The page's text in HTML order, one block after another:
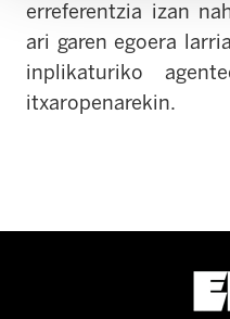
erreferentzia izan
ari garen egoera
inplikaturiko
itxaropenarekin.